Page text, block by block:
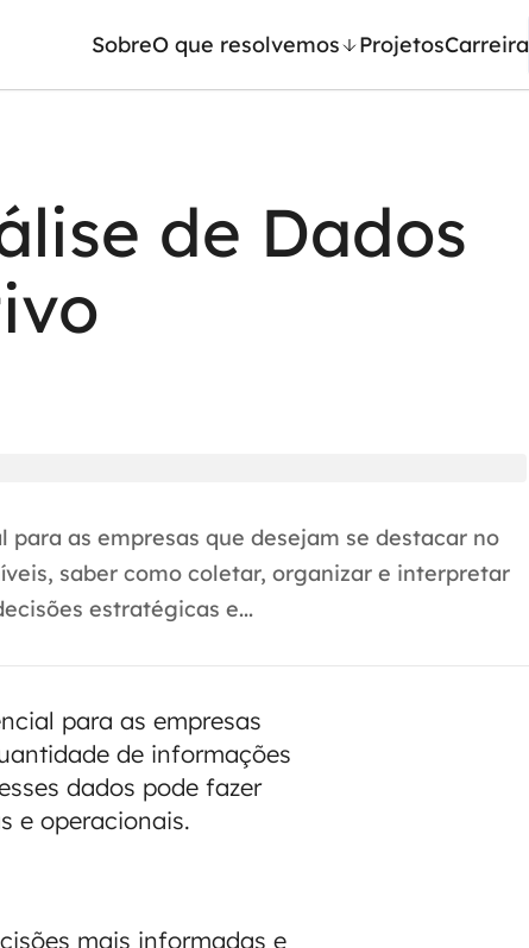
SobreO que resolvemos ProjetosCarreira
Integração de IA
RPA e hiperautomaçãode Dados
as empresas que desejam se destacar no
saber como coletar, organizar e interpretar
estratégicas e...
para as empresas
de informações
dados pode fazer
e operacionais.
mais informadas e